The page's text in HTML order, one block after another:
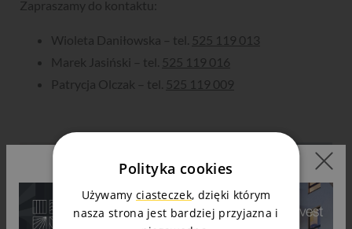
Zapraszamy do kontaktu:
Wioleta Daniłowska – tel.
525 119 013
Marek Jasiński – tel.
525 119 016
Patrycja Olczak – tel.
525 119 009
Polityka cookies
Używamy ciasteczek, dzięki którym
nasza strona jest bardziej przyjazna i